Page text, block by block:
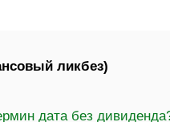
ликбез)
дата без